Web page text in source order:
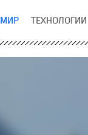
МИР ТЕХНОЛОГИИ